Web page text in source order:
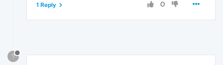
0
1 Reply
?